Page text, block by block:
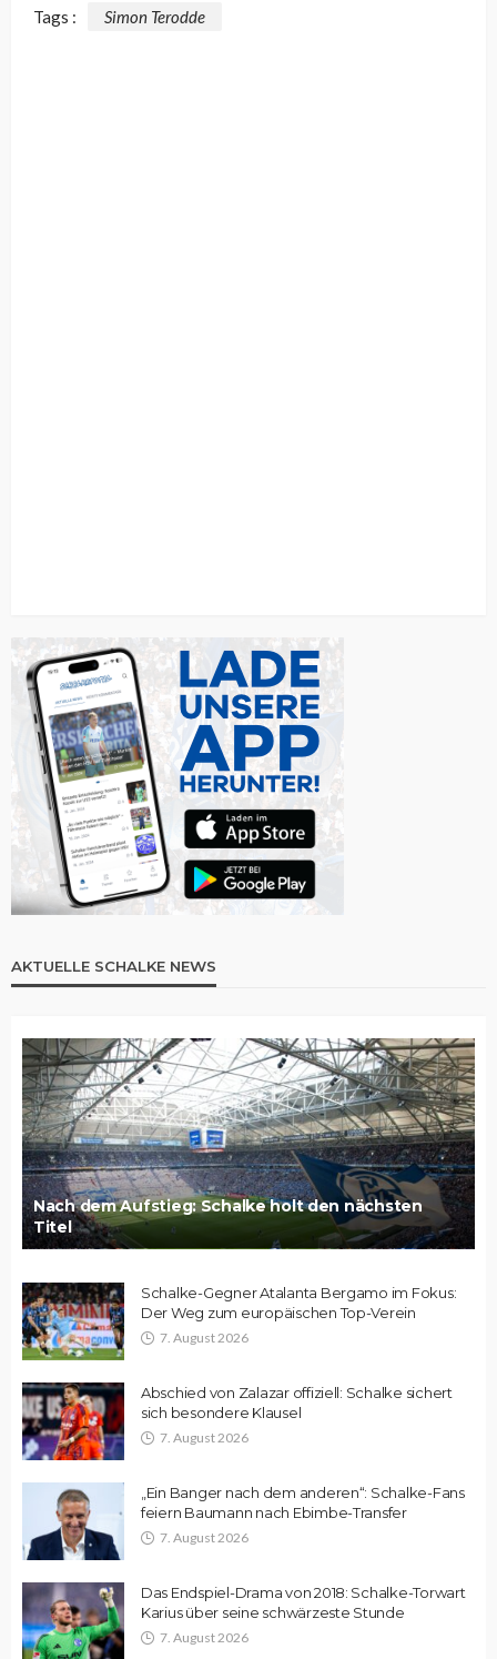
Tags : Simon Terodde
AKTUELLE SCHALKE NEWS
Nach dem Aufstieg: Schalke holt den nächsten
Titel
Schalke-Gegner Atalanta Bergamo im Fokus:
Der Weg zum europäischen Top-Verein
7. August 2026
Abschied von Zalazar offiziell: Schalke sichert
sich besondere Klausel
7. August 2026
„Ein Banger nach dem anderen“: Schalke-Fans
feiern Baumann nach Ebimbe-Transfer
7. August 2026
Das Endspiel-Drama von 2018: Schalke-Torwart
Karius über seine schwärzeste Stunde
7. August 2026